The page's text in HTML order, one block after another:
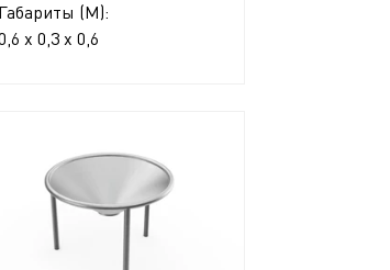
Габариты (М):
x 0,3 x 0,6